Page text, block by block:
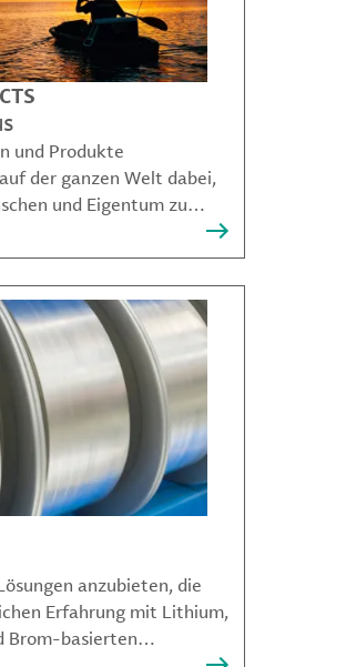
und Produkte
der ganzen Welt dabei,
und Eigentum zu
für Mobilität,
zu schaffen.
anzubieten, die
Erfahrung mit Lithium,
Brom-basierten